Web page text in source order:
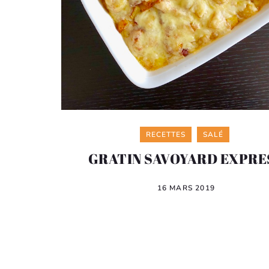
Categories
RECETTES SALÉ
GRATIN SAVOYARD
16 MARS 2019